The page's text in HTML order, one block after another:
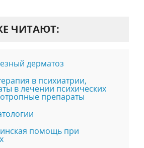
ЧИТАЮТ:
дерматоз
в психиатрии,
в лечении психических
препараты
помощь при